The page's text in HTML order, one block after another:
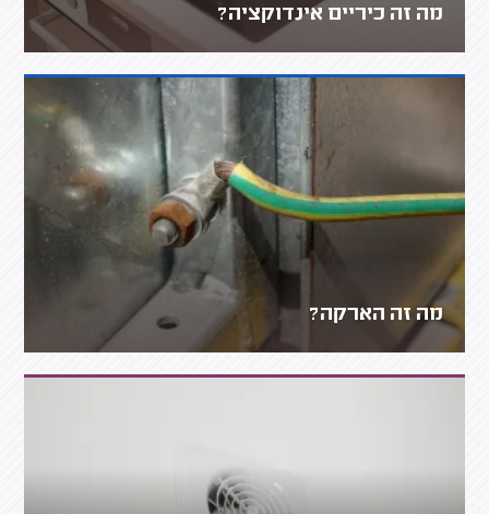
מה זה כיריים אינדוקציה?
מה זה הארקה?